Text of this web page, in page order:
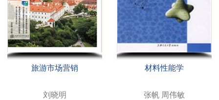
旅游市场营销
刘晓明
材料性能学
张帆 周伟敏